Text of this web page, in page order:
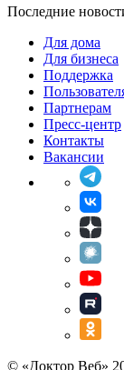
Последние
Для дома
Для бизнеса
Поддержка
Партнерам
Пресс-центр
Контакты
Вакансии
© «Доктор Веб»